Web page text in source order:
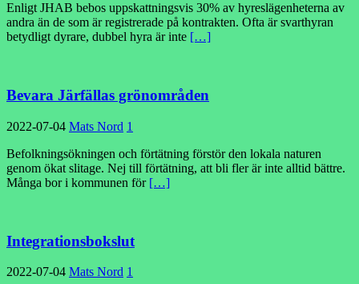
Enligt JHAB bebos uppskattningsvis 30% av hyreslägenheterna av
andra än de som är registrerade på kontrakten. Ofta är svarthyran
betydligt dyrare, dubbel hyra är inte […]
Bevara Järfällas grönområden
2022-07-04 Mats Nord 1
Befolkningsökningen och förtätning förstör den lokala naturen
genom ökat slitage. Nej till förtätning, att bli fler är inte alltid bättre.
Många bor i kommunen för […]
Integrationsbokslut
2022-07-04 Mats Nord 1